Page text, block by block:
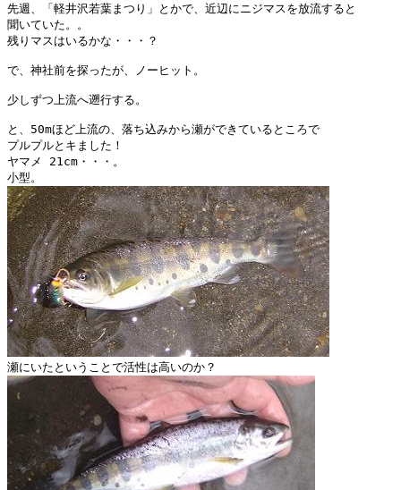
先週、「軽井沢若葉まつり」とかで、近辺にニジマスを放流すると
聞いていた。。
残りマスはいるかな・・・？
で、神社前を探ったが、ノーヒット。
少しずつ上流へ遡行する。
と、50mほど上流の、落ち込みから瀬ができているところで
プルプルとキました！
ヤマメ 21cm・・・。